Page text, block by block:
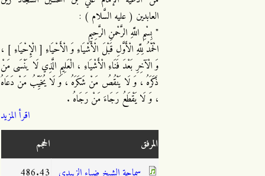
العابدين ( عليه السَّلام ) :
" بِسْمِ اللَّهِ الرَّحْمنِ الرَّحِيمِ
الْحَمْدُ لِلَّهِ الْأَوَّلِ قَبْلَ الْأَشْيَاءِ وَ الْأَحْيَاءِ [ الْإِحْيَاءِ ] ،
وَ الْآخِرِ بَعْدَ فَنَاءِ الْأَشْيَاءِ ، الْعَلِيمِ الَّذِي لَا يَنْسَى مَنْ
ذَكَرَهُ ، وَ لَا يَنْقُصُ مَنْ شَكَرَهُ ، وَ لَا يُخَيِّبُ مَنْ دَعَاهُ
، وَ لَا يَقْطَعُ رَجَاءَ مَنْ رَجَاهُ .
اقرأ المزيد
المرفق
الحجم